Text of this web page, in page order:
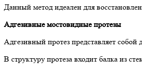
Данный метод идеален для
Адгезивные мостовидные протезы
Адгезивный протез представляет
В структуру протеза входит балка из